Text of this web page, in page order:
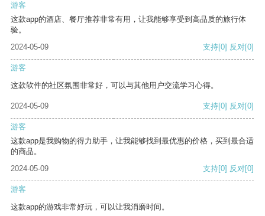
游客
这款app的酒店、餐厅推荐非常有用，让我能够享受到高品质的旅行体
验。
2024-05-09
支持[0] 反对[0]
游客
这款软件的社区氛围非常好，可以与其他用户交流学习心得。
2024-05-09 支持[0] 反对[0]
游客
这款app是我购物的得力助手，让我能够找到最优惠的价格，买到最合适
的商品。
2024-05-09
支持[0] 反对[0]
游客
这款app的游戏非常好玩，可以让我消磨时间。